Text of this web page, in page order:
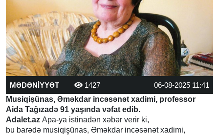
MƏDƏNİYYƏT 1427
06-08-2025 11:41
Musiqişünas, Əməkdar incəsənət xadimi, professor
Aida Tağızadə 91 yaşında vəfat edib.
Adalet.az Apa-ya istinadən xəbər verir ki,
bu barədə musiqişünas, Əməkdar incəsənət xadimi,